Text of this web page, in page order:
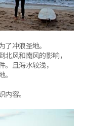
冲浪圣地。
风和南风的影响，
且海水较浅，
容。